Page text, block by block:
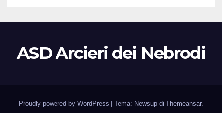
ASD Arcieri dei Nebrodi
Proudly powered by WordPress Tema: Newsup di Themeansar.